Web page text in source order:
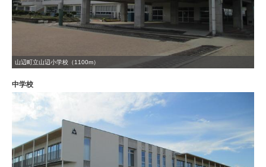
山辺町立山辺小学校（1100m）
中学校